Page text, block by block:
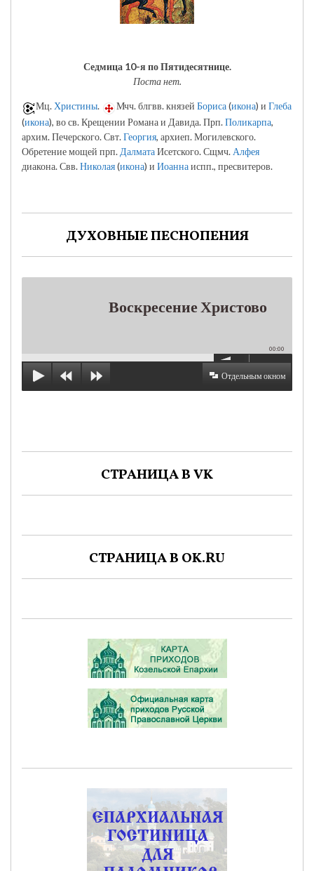
Седмица 10-я по Пятидесятнице.
Поста нет.
Мц. Христины. Мчч. блгвв. князей Бориса(икона) и Глеба
(икона), во св. Крещении Романа и Давида. Прп.Поликарпа,
архим. Печерского. Свт.Георгия, архиеп. Могилевского.
Обретение мощей прп.ДалматаИсетского. Сщмч.Алфея
диакона. Свв.Николая(икона) и Иоаннаиспп., пресвитеров.
ДУХОВНЫЕ ПЕСНОПЕНИЯ
Воскресение Христово
00:00
Отдельным окном
СТРАНИЦА В VK
СТРАНИЦА В OK.RU